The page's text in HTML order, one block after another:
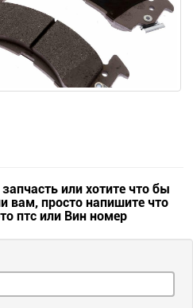
или хотите что бы
вам, просто напишите что
птс или Вин номер